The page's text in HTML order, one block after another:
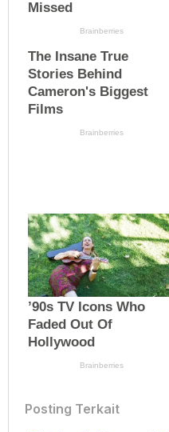
Posting Terkait